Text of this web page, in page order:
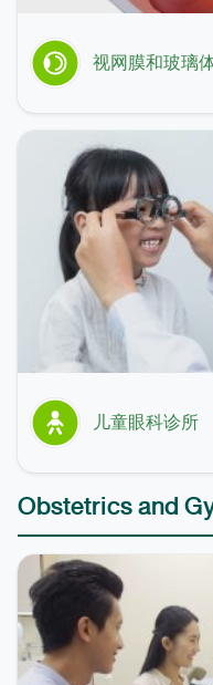
视网膜和玻璃
儿童眼科诊所
Obstetrics and